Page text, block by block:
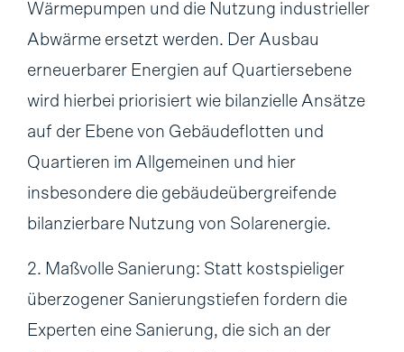
Wärmepumpen und die Nutzung industrieller
Abwärme ersetzt werden. Der Ausbau
erneuerbarer Energien auf Quartiersebene
wird hierbei priorisiert wie bilanzielle Ansätze
auf der Ebene von Gebäudeflotten und
Quartieren im Allgemeinen und hier
insbesondere die gebäudeübergreifende
bilanzierbare Nutzung von Solarenergie.
2. Maßvolle Sanierung: Statt kostspieliger
überzogener Sanierungstiefen fordern die
Experten eine Sanierung, die sich an der